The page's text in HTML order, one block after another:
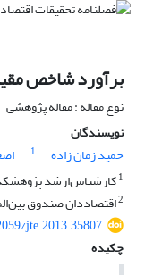
برآورد شاخص
نوع مقاله : مقاله پژوهشی
نویسندگان
حمید زمان زاده
1
1کارشناس‌ارشد
2اقتصاددان صندوق
jte.2013.35807
چکیده